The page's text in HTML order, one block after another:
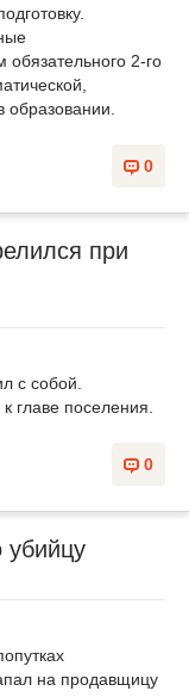
2-го
образовании.
0
при
с собой.
главе поселения.
0
убийцу
на продавщицу